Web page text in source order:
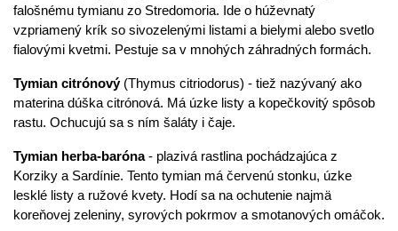
falošnému tymianu zo Stredomoria. Ide o húževnatý
vzpriamený krík so sivozelenými listami a bielymi alebo svetlo
fialovými kvetmi. Pestuje sa v mnohých záhradných formách.
Tymian citrónový(Thymus citriodorus) - tiež nazývaný ako
materina dúška citrónová. Má úzke listy a kopečkovitý spôsob
rastu. Ochucujú sa s ním šaláty i čaje.
Tymian herba-baróna- plazivá rastlina pochádzajúca z
Korziky a Sardínie. Tento tymian má červenú stonku, úzke
lesklé listy a ružové kvety. Hodí sa na ochutenie najmä
koreňovej zeleniny, syrových pokrmov a smotanových omáčok.